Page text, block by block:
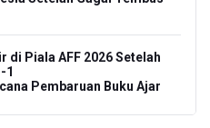
Piala AFF 2026 Setelah
1
Pembaruan Buku Ajar